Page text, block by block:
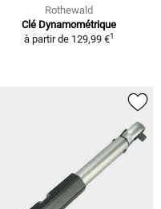
Rothewald
Clé Dynamométrique
à partir de 129,99 €1